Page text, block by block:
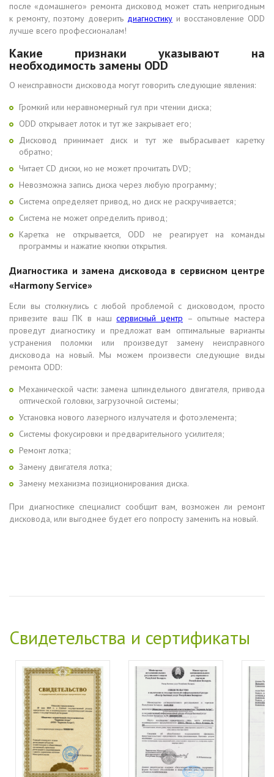
после «домашнего» ремонта дисковод может стать непригодным
к ремонту, поэтому доверить диагностику и восстановление ODD
лучше всего профессионалам!
Какие признаки указывают на
необходимость замены ODD
О неисправности дисковода могут говорить следующие явления:
Громкий или неравномерный гул при чтении диска;
ODD открывает лоток и тут же закрывает его;
Дисковод принимает диск и тут же выбрасывает каретку
обратно;
Читает CD диски, но не может прочитать DVD;
Невозможна запись диска через любую программу;
Система определяет привод, но диск не раскручивается;
Система не может определить привод;
Каретка не открывается, ODD не реагирует на команды
программы и нажатие кнопки открытия.
Диагностика и замена дисковода в сервисном центре
«Harmony Service»
Если вы столкнулись с любой проблемой с дисководом, просто
привезите ваш ПК в нашсервисный центр – опытные мастера
проведут диагностику и предложат вам оптимальные варианты
устранения поломки или произведут замену неисправного
дисковода на новый. Мы можем произвести следующие виды
ремонта ODD:
Механической части: замена шпиндельного двигателя, привода
оптической головки, загрузочной системы;
Установка нового лазерного излучателя и фотоэлемента;
Системы фокусировки и предварительного усилителя;
Ремонт лотка;
Замену двигателя лотка;
Замену механизма позиционирования диска.
При диагностике специалист сообщит вам, возможен ли ремонт
дисковода, или выгоднее будет его попросту заменить на новый.
Свидетельства и сертификаты